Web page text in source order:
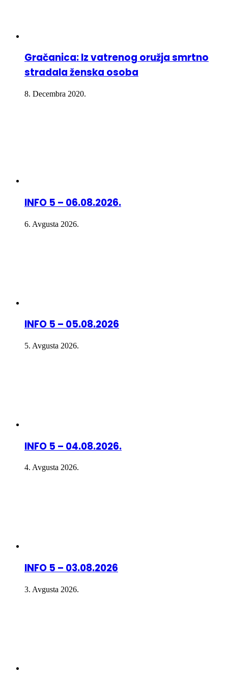
Gračanica: Iz vatrenog oružja smrtno
stradala ženska osoba
8. Decembra 2020.
INFO 5 – 06.08.2026.
6. Avgusta 2026.
INFO 5 – 05.08.2026
5. Avgusta 2026.
INFO 5 – 04.08.2026.
4. Avgusta 2026.
INFO 5 – 03.08.2026
3. Avgusta 2026.